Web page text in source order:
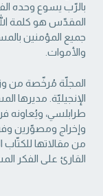
بالرّب يسوع وحده
‏المقدّس هو كلمة
جميع المؤمنين
والأموات. ‏
المجلّة مُرخّصة من
الإنجيليّة. مديرها
القارئ على الفكر